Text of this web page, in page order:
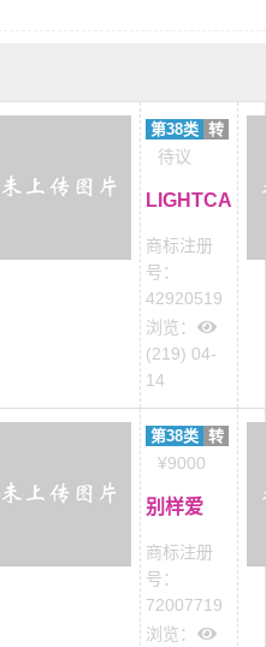
第38类 转
待议
LIGHTCA
商标注册
号：
42920519
浏览：
(219) 04-
14
第38类 转
¥9000
别样爱
商标注册
号：
72007719
浏览：